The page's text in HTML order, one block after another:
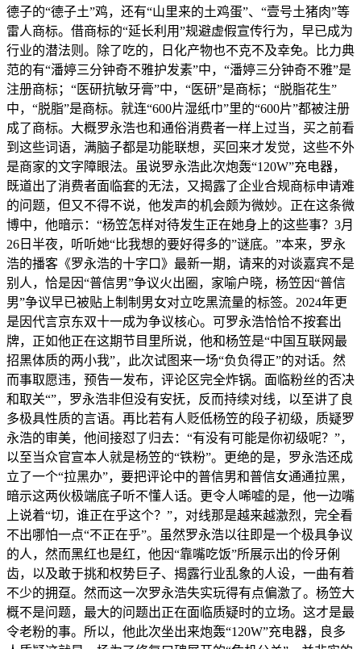
德子的“德子土”鸡，还有“山里来的土鸡蛋”、“壹号土猪肉”等
雷人商标。借商标的“延长利用”规避虚假宣传行为，早已成为
行业的潜法则。除了吃的，日化产物也不克不及幸免。比力典
范的有“潘婷三分钟奇不雅护发素”中，“潘婷三分钟奇不雅”是
注册商标；“医研抗敏牙膏”中，“医研”是商标；“脱脂花生”
中，“脱脂”是商标。就连“600片湿纸巾”里的“600片”都被注册
成了商标。大概罗永浩也和通俗消费者一样上过当，买之前看
到这些词语，满脑子都是功能联想，买回来才发觉，这些不外
是商家的文字障眼法。虽说罗永浩此次炮轰“120W”充电器，
既道出了消费者面临套的无法，又揭露了企业合规商标申请难
的问题，但又不得不说，他发声的机会颇为微妙。正在这条微
博中，他暗示：“杨笠怎样对待发生正在她身上的这些事？3月
26日半夜，听听她“比我想的要好得多的”谜底。”本来，罗永
浩的播客《罗永浩的十字口》最新一期，请来的对谈嘉宾不是
别人，恰是因“普信男”争议火出圈，家喻户晓，杨笠因“普信
男”争议早已被贴上制制男女对立吃黑流量的标签。2024年更
是因代言京东双十一成为争议核心。可罗永浩恰恰不按套出
牌，正如他正在这期节目里所说，他和杨笠是“中国互联网最
招黑体质的两小我”，此次试图来一场“负负得正”的对话。然
而事取愿违，预告一发布，评论区完全炸锅。面临粉丝的否决
和取关“”，罗永浩非但没有安抚，反而持续对线，以至讲了良
多极具性质的言语。再比若有人贬低杨笠的段子初级，质疑罗
永浩的审美，他间接怼了归去：“有没有可能是你初级呢？”，
以至当众官宣本人就是杨笠的“铁粉”。更绝的是，罗永浩还成
立了一个“拉黑办”，要把评论中的普信男和普信女通通拉黑，
暗示这两伙极端底子听不懂人话。更令人唏嘘的是，他一边嘴
上说着“切，谁正在乎这个？”，对线那是越来越激烈，完全看
不出哪怕一点“不正在乎”。虽然罗永浩以往即是一个极具争议
的人，然而黑红也是红，他因“靠嘴吃饭”所展示出的伶牙俐
齿，以及敢于挑和权势巨子、揭露行业乱象的人设，一曲有着
不少的拥趸。然而这一次罗永浩失实玩得有点偏激了。杨笠大
概不是问题，最大的问题出正在面临质疑时的立场。这才是最
令老粉的事。所以，他此次坐出来炮轰“120W”充电器，良多